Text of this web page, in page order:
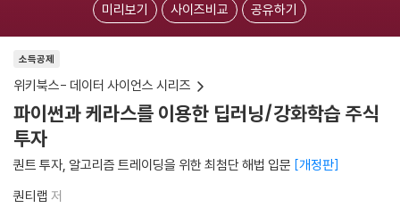
미리보기 사이즈비교 공유하기
소득공제
위키북스- 데이터 사이언스 시리즈
파이썬과 케라스를 이용한 딥러닝/강화학습 주식
투자
퀀트 투자, 알고리즘 트레이딩을 위한 최첨단 해법 입문 개정판
퀀티랩 저